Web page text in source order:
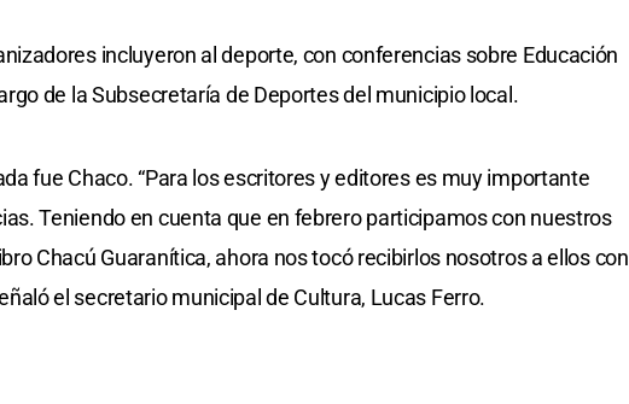
incluyeron al deporte, con conferencias sobre Educación
de la Subsecretaría de Deportes del municipio local.
fue Chaco. “Para los escritores y editores es muy importante
Teniendo en cuenta que en febrero participamos con nuestros
Chacú Guaranítica, ahora nos tocó recibirlos nosotros a ellos con
el secretario municipal de Cultura, Lucas Ferro.